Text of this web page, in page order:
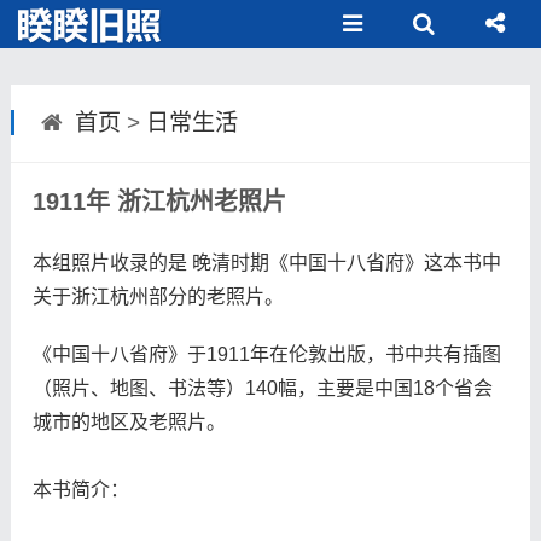
首页 > 日常生活
1911年 浙江杭州老照片
本组照片收录的是 晚清时期《中国十八省府》这本书中
关于浙江杭州部分的老照片。
《中国十八省府》于1911年在伦敦出版，书中共有插图
（照片、地图、书法等）140幅，主要是中国18个省会
城市的地区及老照片。
​​​本书简介：